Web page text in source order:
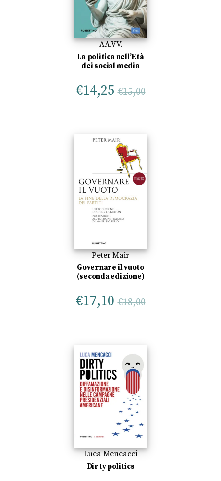
AA.VV.
La politica nell’Età
dei social media
€14,25 €15,00
Peter Mair
Governare il vuoto
(seconda edizione)
€17,10 €18,00
Luca Mencacci
Dirty politics